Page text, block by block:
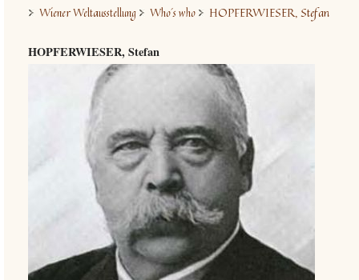
Wiener Weltausstellung Who´s who HOPFERWIESER, Stefan
HOPFERWIESER, Stefan